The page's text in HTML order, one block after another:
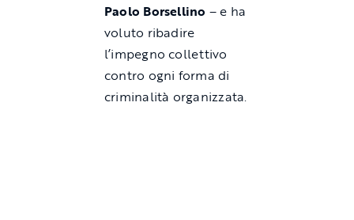
Paolo Borsellino – e ha
voluto ribadire
l’impegno collettivo
contro ogni forma di
criminalità organizzata.